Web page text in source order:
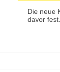
Die neue
davor